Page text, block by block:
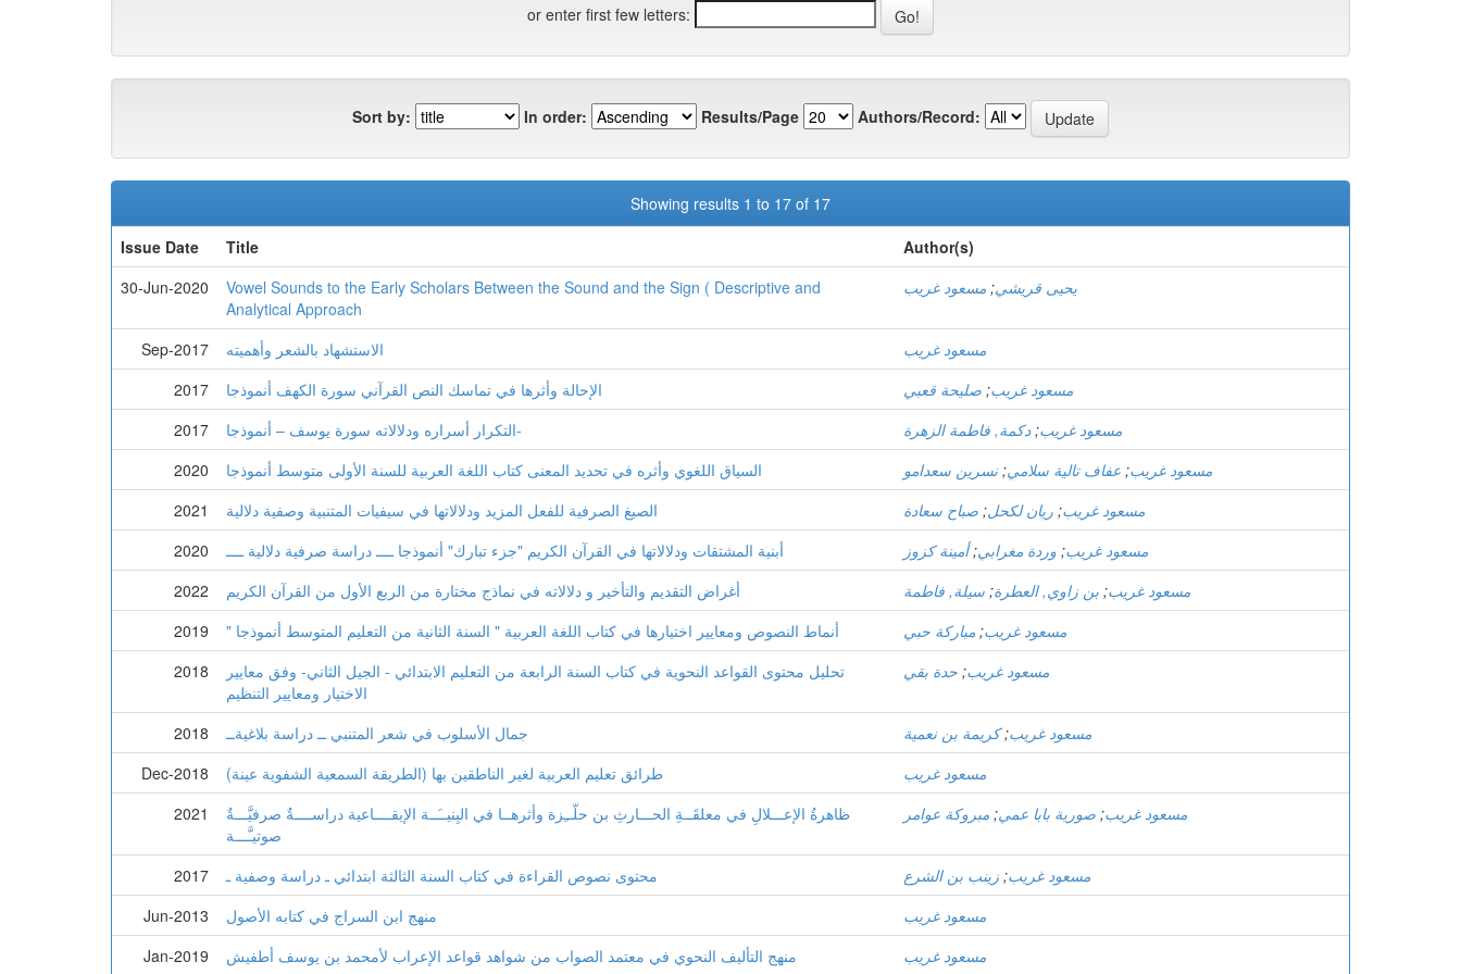
or enter first few letters:
Sort by: In order: Results/Page Authors/Record:
Showing results 1 to 17 of 17
Issue Date
Title
Author(s)
30-Jun-2020
Vowel Sounds to the Early Scholars Between the Sound and the Sign ( Descriptive and
Analytical Approach
يحيى قريشي; مسعود غريب
Sep-2017 الاستشهاد بالشعر وأهميته
مسعود غريب
2017
الإحالة وأثرها في تماسك النص القرآني سورة الكهف أنموذجا مسعود غريب; صليحة قعبي
2017
التكرار أسراره ودلالاته سورة يوسف – أنموذجا- مسعود غريب; دكمة, فاطمة الزهرة
2020
السياق اللغوي وأثره في تحديد المعنى كتاب اللغة العربية للسنة الأولى متوسط أنموذجا مسعود غريب; عفاف تالية سلامي;نسرين سعدامو
2021
الصيغ الصرفية للفعل المزيد ودلالاتها في سيفيات المتنبية وصفية دلالية مسعود غريب; ريان لكحل; صباح سعادة
2020
أبنية المشتقات ودلالاتها في القرآن الكريم "جزء تبارك" أنموذجا ــــ دراسة صرفية دلالية ــــ مسعود غريب; وردة مغرابي;أمينة كزوز
2022
أغراض التقديم والتأخير و دلالاته في نماذج مختارة من الربع الأول من القرآن الكريم مسعود غريب; بن زاوي, العطرة; سيلة, فاطمة
2019
" أنماط النصوص ومعايير اختيارها في كتاب اللغة العربية " السنة الثانية من التعليم المتوسط أنموذجا مسعود غريب; مباركة حبي
2018
تحليل محتوى القواعد النحوية في كتاب السنة الرابعة من التعليم الابتدائي - الجيل الثاني- وفق معايير
الاختيار ومعايير التنظيم
مسعود غريب; حدة بقي
2018 جمال الأسلوب في شعر المتنبي ــ دراسة بلاغيةــ مسعود غريب;كريمة بن نعمية
Dec-2018
طرائق تعليم العربية لغير الناطقين بها (الطريقة السمعية الشفوية عينة)
مسعود غريب
2021
ظاهرةُ الإعـــلالِ في معلقَــةِ الحـــارثِ بن حلّــِزة وأثرهــا في البِنيــَــة الإيقــــاعية دراســــةٌ صرفيَّـــةٌ
صوتيـَّـــة
مسعود غريب; صورية بابا عمي; مبروكة عوامر
2017 محتوى نصوص القراءة في كتاب السنة الثالثة ابتدائي ـ دراسة وصفية ـ مسعود غريب; زينب بن الشرع
Jun-2013
منهج ابن السراج في كتابه الأصول
مسعود غريب
Jan-2019
منهج التأليف النحوي في معتمد الصواب من شواهد قواعد الإعراب لأمحمد بن يوسف أطفيش مسعود غريب